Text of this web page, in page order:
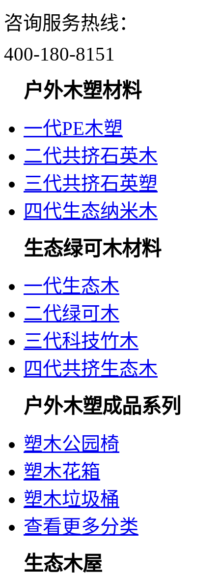
咨询服务热线：
400-180-8151
户外木塑材料
一代PE木塑
二代共挤石英木
三代共挤石英塑
四代生态纳米木
生态绿可木材料
一代生态木
二代绿可木
三代科技竹木
四代共挤生态木
户外木塑成品系列
塑木公园椅
塑木花箱
塑木垃圾桶
查看更多分类
生态木屋